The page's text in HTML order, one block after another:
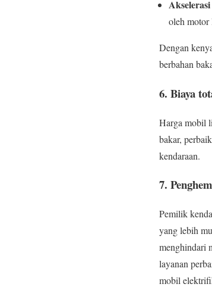
oleh motor
Dengan
berbahan
6. Biaya
Harga mobil
bakar,
kendaraan.
7.
Pemilik
yang lebih
menghindari
layanan
mobil